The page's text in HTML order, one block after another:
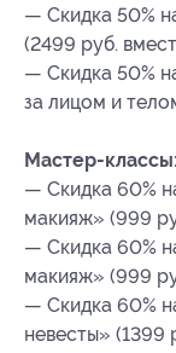
— Скидка 50%
(2499 руб.
— Скидка 50%
за лицом и
Мастер-классы:
— Скидка 60%
макияж» (999
— Скидка 60%
макияж» (999
— Скидка 60%
невесты» (1399